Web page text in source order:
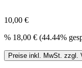
10,00 €
% 18,00 € (44.44%
Preise inkl. MwSt. zzgl.